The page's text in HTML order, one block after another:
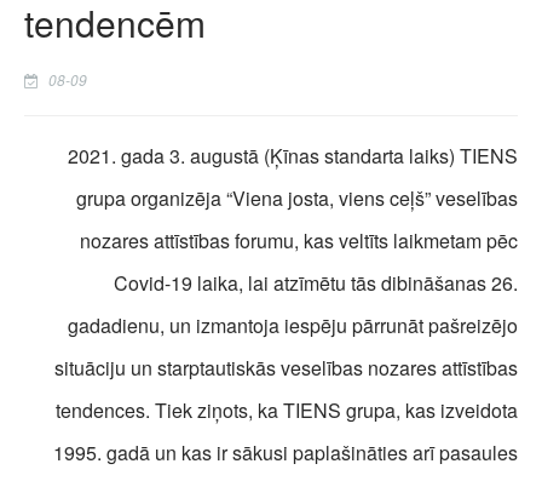
tendencēm
08-09
2021. gada 3. augustā (Ķīnas standarta laiks) TIENS
grupa organizēja “Viena josta, viens ceļš” veselības
nozares attīstības forumu, kas veltīts laikmetam pēc
Covid-19 laika, lai atzīmētu tās dibināšanas 26.
gadadienu, un izmantoja iespēju pārrunāt pašreizējo
situāciju un starptautiskās veselības nozares attīstības
tendences. Tiek ziņots, ka TIENS grupa, kas izveidota
1995. gadā un kas ir sākusi paplašināties arī pasaules